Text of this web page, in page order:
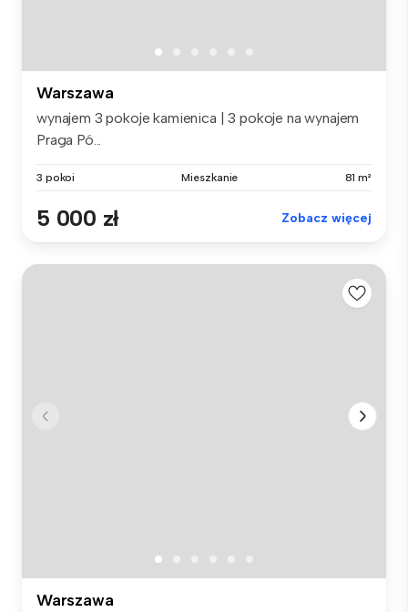
Warszawa
wynajem 3 pokoje kamienica | 3 pokoje na wynajem
Praga Pó...
3 pokoi Mieszkanie 81 m²
5 000 zł Zobacz więcej
Warszawa